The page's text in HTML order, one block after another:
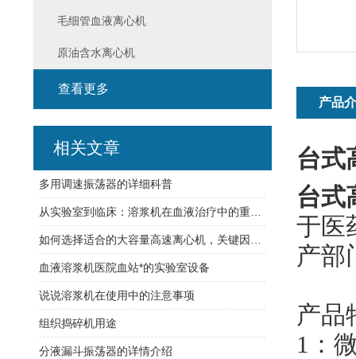
产品
台式
台式
于医
产部
产品
1 ：
毛细管血液离心机
原油含水离心机
查看更多
相关文章
多用调速振荡器的详细科普
血液溶浆机医院血站*的实验室设备
说说溶浆机在使用中的注意事项
组织捣碎机用途
分液漏斗振荡器的详情介绍